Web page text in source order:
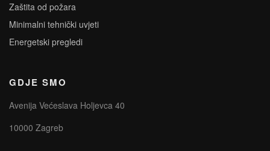
Zaštita od požara
Minimalni tehnički uvjeti
Energetski pregledi
GDJE SMO
Avenija Većeslava Holjevca 40
10000 Zagreb